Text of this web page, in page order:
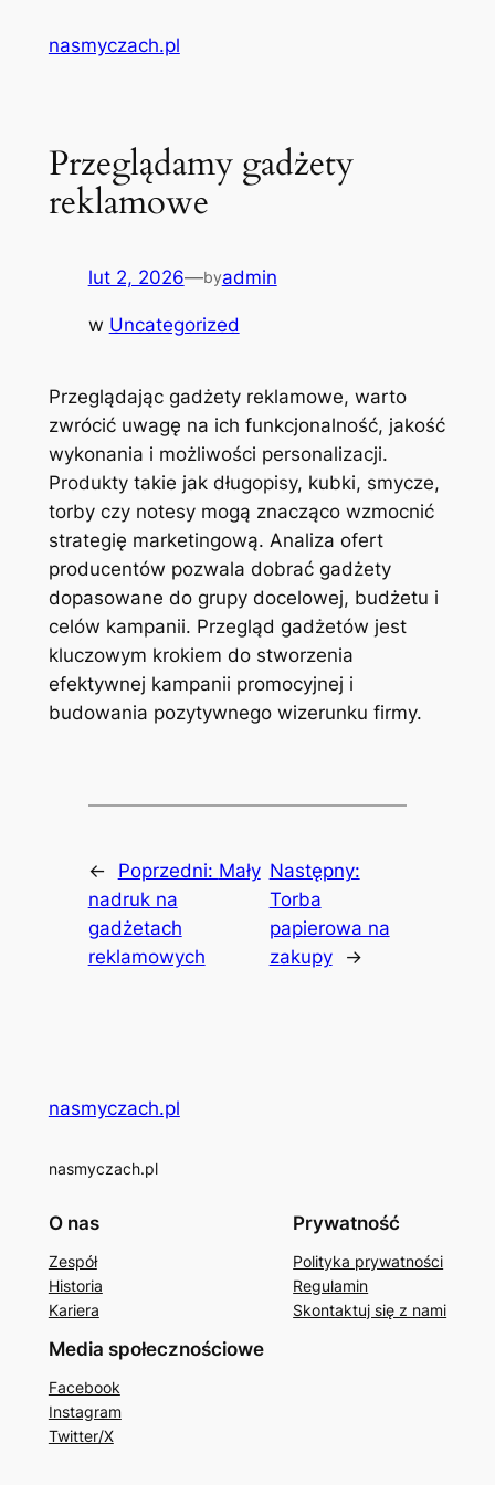
nasmyczach.pl
Przeglądamy gadżety
reklamowe
lut 2, 2026—byadmin
w Uncategorized
Przeglądając gadżety reklamowe, warto
zwrócić uwagę na ich funkcjonalność, jakość
wykonania i możliwości personalizacji.
Produkty takie jak długopisy, kubki, smycze,
torby czy notesy mogą znacząco wzmocnić
strategię marketingową. Analiza ofert
producentów pozwala dobrać gadżety
dopasowane do grupy docelowej, budżetu i
celów kampanii. Przegląd gadżetów jest
kluczowym krokiem do stworzenia
efektywnej kampanii promocyjnej i
budowania pozytywnego wizerunku firmy.
← Poprzedni: Mały
nadruk na
gadżetach
reklamowych
Następny:
Torba
papierowa na
zakupy
→
nasmyczach.pl
nasmyczach.pl
O nas
Zespół
Historia
Kariera
Prywatność
Polityka prywatności
Regulamin
Skontaktuj się z nami
Media społecznościowe
Facebook
Instagram
Twitter/X